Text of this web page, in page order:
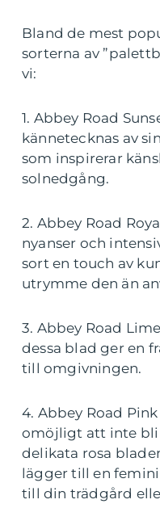
Bland de mest
sorterna av
vi:
1. Abbey Road
kännetecknas av
som inspirerar
solnedgång.
2. Abbey Road
nyanser och
sort en touch av
utrymme den än
3. Abbey Road
dessa blad ger en
till omgivningen.
4. Abbey Road
omöjligt att inte bli
delikata rosa
lägger till en
till din trädgård